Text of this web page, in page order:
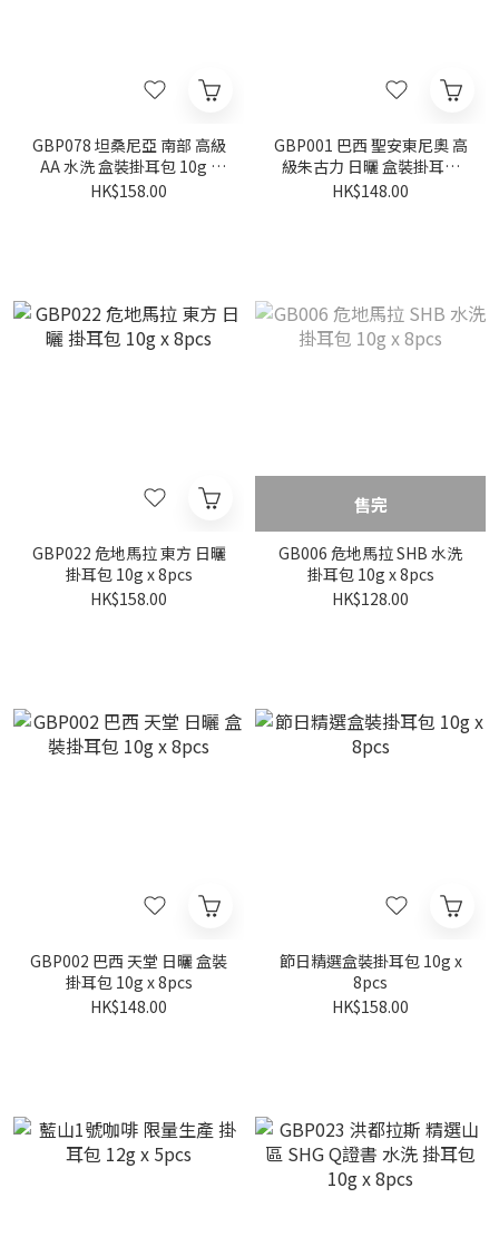
GBP078 坦桑尼亞 南部 高級
AA 水洗 盒裝掛耳包 10g x
8pcs
HK$158.00
GBP001 巴西 聖安東尼奧 高
級朱古力 日曬 盒裝掛耳包
10g x 8pcs
HK$148.00
GBP022 危地馬拉 東方 日曬
掛耳包 10g x 8pcs
HK$158.00
售完
GB006 危地馬拉 SHB 水洗
掛耳包 10g x 8pcs
HK$128.00
GBP002 巴西 天堂 日曬 盒裝
掛耳包 10g x 8pcs
HK$148.00
節日精選盒裝掛耳包 10g x
8pcs
HK$158.00